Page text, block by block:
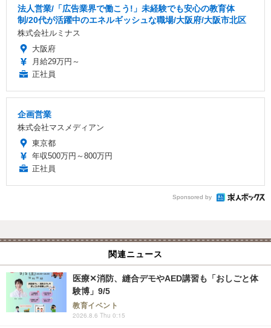
法人営業/「広告業界で働こう!」未経験でも安心の教育体
制/20代が活躍中のエネルギッシュな職場/大阪府/大阪市北区
株式会社ルミナス
大阪府
月給29万円～
正社員
企画営業
株式会社マスメディアン
東京都
年収500万円～800万円
正社員
Sponsored by
関連ニュース
医療✕消防、縫合デモやAED講習も「おしごと体
験博」9/5
教育イベント
2026.8.6 Thu 0:15